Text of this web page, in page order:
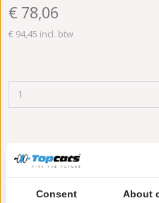
€ 78,06
€ 94,45 incl. btw
Meer informatie
Origineel nummers
Consent About